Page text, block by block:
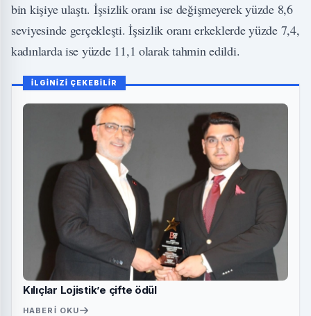
bin kişiye ulaştı. İşsizlik oranı ise değişmeyerek yüzde 8,6
seviyesinde gerçekleşti. İşsizlik oranı erkeklerde yüzde 7,4,
kadınlarda ise yüzde 11,1 olarak tahmin edildi.
İLGİNİZİ ÇEKEBİLİR
Kılıçlar Lojistik’e çifte ödül
HABERI OKU